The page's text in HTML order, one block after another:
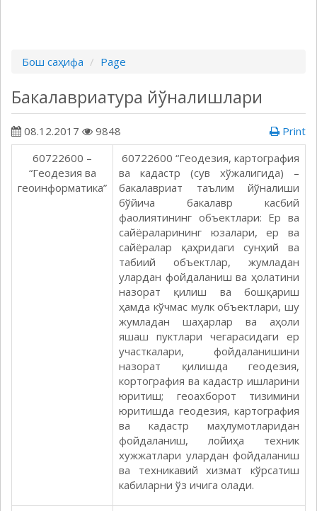
Бош саҳифа Page
Бакалавриатура йўналишлари
08.12.2017 9848
Print
60722600 –
“Геодезия ва
геоинформатика”
60722600 “Геодезия, картография
ва кадастр (сув хўжалигида) –
бакалавриат таълим йўналиши
бўйича бакалавр касбий
фаолиятининг объектлари: Ер ва
сайёраларининг юзалари, ер ва
сайёралар қаҳридаги сунҳий ва
табиий объектлар, жумладан
улардан фойдаланиш ва ҳолатини
назорат қилиш ва бошқариш
ҳамда кўчмас мулк объектлари, шу
жумладан шаҳарлар ва аҳоли
яшаш пуктлари чегарасидаги ер
участкалари, фойдаланишини
назорат қилишда геодезия,
кортография ва кадастр ишларини
юритиш; геоахборот тизимини
юритишда геодезия, картография
ва кадастр маҳлумотларидан
фойдаланиш, лойиҳа техник
хужжатлари улардан фойдаланиш
ва техникавий хизмат кўрсатиш
кабиларни ўз ичига олади.